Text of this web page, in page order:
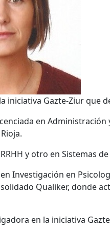
iniciativa Gazte-Ziur que
en
y otro en Sistemas
Investigación en
Qualiker, donde
en la iniciativa